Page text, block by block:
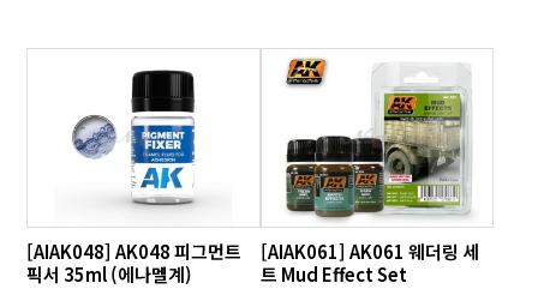
[AIAK048] AK048 피그먼트
픽서 35ml (에나멜계)
[AIAK061] AK061 웨더링 세
트 Mud Effect Set